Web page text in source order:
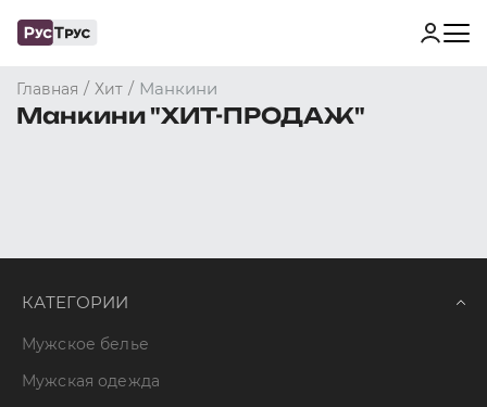
Главная / Хит / Манкини
Манкини "ХИТ-ПРОДАЖ"
КАТЕГОРИИ
Мужское белье
Мужская одежда